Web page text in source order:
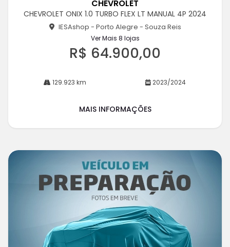
rtil
CHEVROLET
CHEVROLET ONIX 1.0 TURBO FLEX LT MANUAL 4P 2024
IESAshop - Porto Alegre - Souza Reis
Ver Mais 8 lojas
R$ 64.900,00
129.923 km 2023/2024
MAIS INFORMAÇÕES